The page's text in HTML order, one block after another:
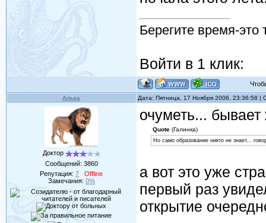
Берегите время-это
Войти в 1 клик:
Алька Дата: Пятница, 17 Ноября 2006, 23:36:58 |
Доктор
Сообщений: 3860
Репутация:7
Offline
Замечания: 0%
очуметь...
Quote(Галинка)
Но само образование никто не знает...
а вот это уже
первый раз
открытие